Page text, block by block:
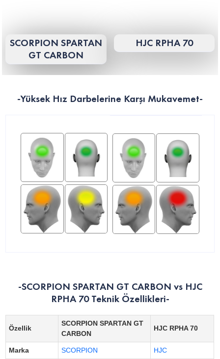
SCORPION SPARTAN
GT CARBON
HJC RPHA 70
-Yüksek Hız Darbelerine Karşı Mukavemet-
-SCORPION SPARTAN GT CARBON vs HJC
RPHA 70 Teknik Özellikleri-
Özellik
SCORPION SPARTAN GT
CARBON
HJC RPHA 70
Marka SCORPION HJC